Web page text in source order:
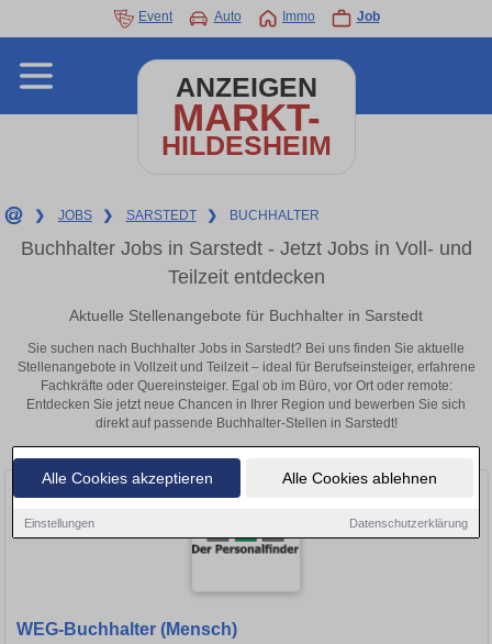
Alle Cookies akzeptieren Alle Cookies ablehnen
Einstellungen Datenschutzerklärung
Event Auto Immo Job
ANZEIGEN
MARKT-
HILDESHEIM
❯ JOBS ❯ SARSTEDT ❯ BUCHHALTER
Buchhalter Jobs in Sarstedt - Jetzt Jobs in Voll- und
Teilzeit entdecken
Aktuelle Stellenangebote für Buchhalter in Sarstedt
Sie suchen nach Buchhalter Jobs in Sarstedt? Bei uns finden Sie aktuelle
Stellenangebote in Vollzeit und Teilzeit – ideal für Berufseinsteiger, erfahrene
Fachkräfte oder Quereinsteiger. Egal ob im Büro, vor Ort oder remote:
Entdecken Sie jetzt neue Chancen in Ihrer Region und bewerben Sie sich
direkt auf passende Buchhalter-Stellen in Sarstedt!
WEG-Buchhalter (Mensch)